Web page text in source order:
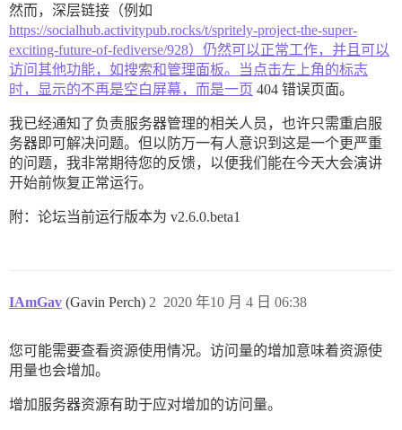
然而，深层链接（例如
https://socialhub.activitypub.rocks/t/spritely-project-the-super-
exciting-future-of-fediverse/928）仍然可以正常工作，并且可以
访问其他功能，如搜索和管理面板。当点击左上角的标志
时，显示的不再是空白屏幕，而是一页 404 错误页面。
我已经通知了负责服务器管理的相关人员，也许只需重启服
务器即可解决问题。但以防万一有人意识到这是一个更严重
的问题，我非常期待您的反馈，以便我们能在今天大会演讲
开始前恢复正常运行。
附：论坛当前运行版本为 v2.6.0.beta1
IAmGav (Gavin Perch) 2020 年10 月 4 日 06:38
2
您可能需要查看资源使用情况。访问量的增加意味着资源使
用量也会增加。
增加服务器资源有助于应对增加的访问量。